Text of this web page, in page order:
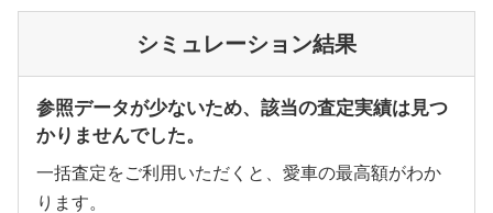
シミュレーション結果
参照データが少ないため、該当の査定実績は見つ
かりませんでした。
一括査定をご利用いただくと、愛車の最高額がわか
ります。